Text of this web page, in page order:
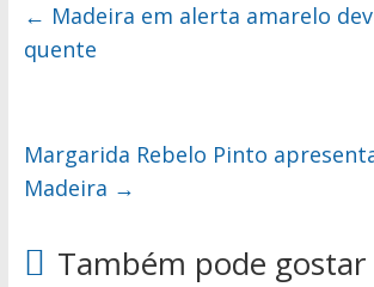
← Madeira em alerta amarelo
quente
Margarida Rebelo Pinto
Madeira →
Também pode gostar